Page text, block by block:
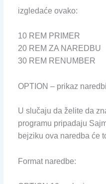
izgledaće ovako:
10 REM PRIMER
20 REM ZA NAREDBU
30 REM RENUMBER
OPTION – prikaz
U slučaju da želite da
programu pripadaju
bejziku ova naredba će
Format naredbe: